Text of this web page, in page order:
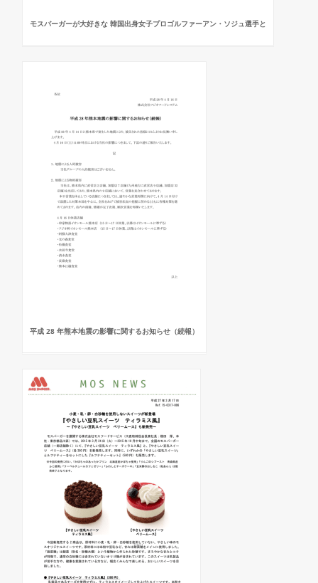
モスバーガーが大好きな 韓国出身女子プロゴルファーアン・ソジュ選手と
平成 28 年熊本地震の影響に関するお知らせ（続報）